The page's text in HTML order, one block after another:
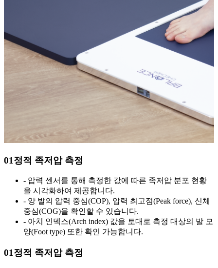
01정적 족저압 측정
- 압력 센서를 통해 측정한 값에 따른 족저압 분포 현황
을 시각화하여 제공합니다.
- 양 발의 압력 중심(COP), 압력 최고점(Peak force), 신체
중심(COG)을 확인할 수 있습니다.
- 아치 인덱스(Arch index) 값을 토대로 측정 대상의 발 모
양(Foot type) 또한 확인 가능합니다.
01정적 족저압 측정